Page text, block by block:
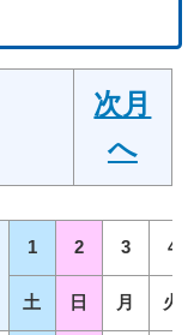
次月
へ
1 2 3 4
土 日 月 火